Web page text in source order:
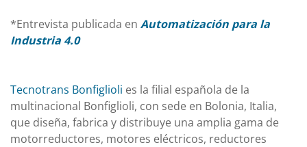
*Entrevista publicada en Automatización para la
Industria 4.0
Tecnotrans Bonfiglioli es la filial española de la
multinacional Bonfiglioli, con sede en Bolonia, Italia,
que diseña, fabrica y distribuye una amplia gama de
motorreductores, motores eléctricos, reductores